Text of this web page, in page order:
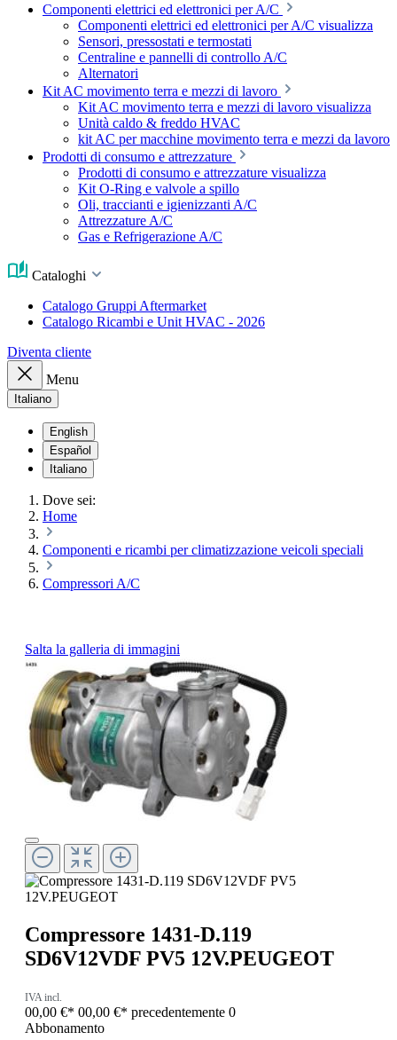
Componenti elettrici ed elettronici per A/C
Componenti elettrici ed elettronici per A/C visualizza
Sensori, pressostati e termostati
Centraline e pannelli di controllo A/C
Alternatori
Kit AC movimento terra e mezzi di lavoro
Kit AC movimento terra e mezzi di lavoro visualizza
Unità caldo & freddo HVAC
kit AC per macchine movimento terra e mezzi da lavoro
Prodotti di consumo e attrezzature
Prodotti di consumo e attrezzature visualizza
Kit O-Ring e valvole a spillo
Oli, traccianti e igienizzanti A/C
Attrezzature A/C
Gas e Refrigerazione A/C
Cataloghi
Catalogo Gruppi Aftermarket
Catalogo Ricambi e Unit HVAC - 2026
Diventa cliente
Menu
Italiano
English
Español
Italiano
Dove sei:
Home
Componenti e ricambi per climatizzazione veicoli speciali
Compressori A/C
Salta la galleria di immagini
Compressore 1431-D.119
SD6V12VDF PV5 12V.PEUGEOT
IVA incl.
00,00 €* 00,00 €* precedentemente 0
Abbonamento